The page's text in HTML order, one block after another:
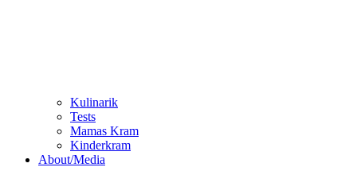
Kulinarik
Tests
Mamas Kram
Kinderkram
About/Media